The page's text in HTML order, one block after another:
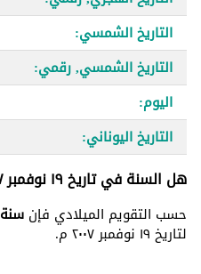
التاريخ الشمسي:
التاريخ الشمسي, رقمي:
اليوم:
التاريخ اليوناني:
هل السنة في تاريخ ١٩ نوفمبر ٢٠٠٧ م سنة كبيسة؟
حسب التقويم الميلادي فإن سنة 2007 ليست سنة كبيسة
لتاريخ ١٩ نوفمبر ٢٠٠٧ م.